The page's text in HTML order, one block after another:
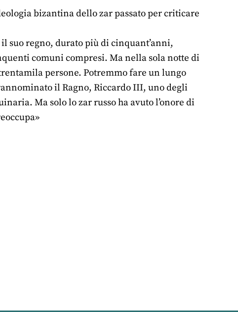
bizantina dello zar passato per criticare
suo regno, durato più di cinquant’anni,
comuni compresi. Ma nella sola notte di
persone. Potremmo fare un lungo
il Ragno, Riccardo III, uno degli
Ma solo lo zar russo ha avuto l’onore di